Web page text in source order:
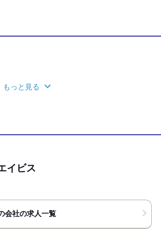
もっと見る
イビス
会社の求人一覧